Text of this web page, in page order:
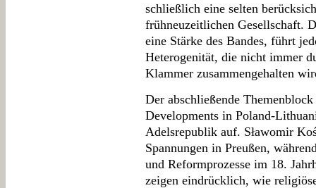
schließlich eine selten
frühneuzeitlichen Gesellschaft.
eine Stärke des Bandes, führt
Heterogenität, die nicht immer
Klammer zusammengehalten
Der abschließende
Developments in Poland-
Adelsrepublik auf. Sławomir
Spannungen in Preußen,
und Reformprozesse im 18.
zeigen eindrücklich, wie